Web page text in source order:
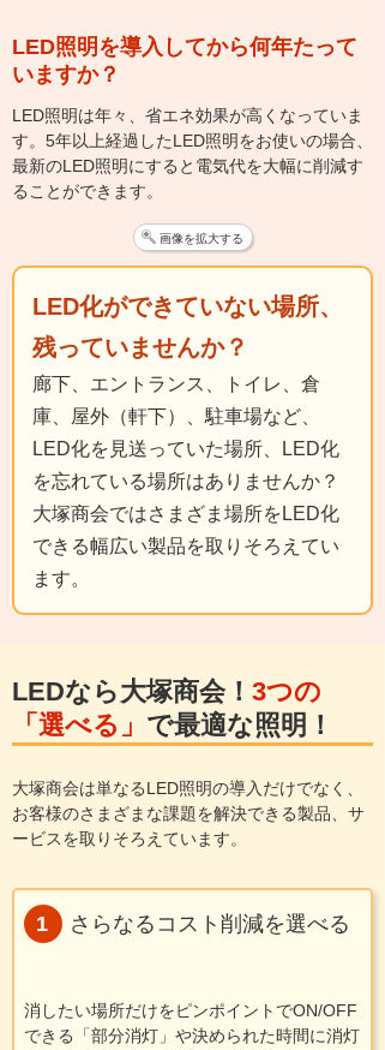
LED照明を導入してから何年たって
いますか？
LED照明は年々、省エネ効果が高くなっていま
す。5年以上経過したLED照明をお使いの場合、
最新のLED照明にすると電気代を大幅に削減す
ることができます。
画像を拡大する
LED化ができていない場所、
残っていませんか？
廊下、エントランス、トイレ、倉
庫、屋外（軒下）、駐車場など、
LED化を見送っていた場所、LED化
を忘れている場所はありませんか？
大塚商会ではさまざま場所をLED化
できる幅広い製品を取りそろえてい
ます。
LEDなら大塚商会！ 3つの
「選べる」 で最適な照明！
大塚商会は単なるLED照明の導入だけでなく、
お客様のさまざまな課題を解決できる製品、サ
ービスを取りそろえています。
さらなるコスト削減を選べる
消したい場所だけをピンポイントでON/OFF
できる「部分消灯」や決められた時間に消灯